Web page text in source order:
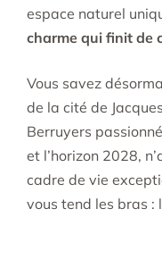
espace naturel
charme qui finit de
Vous savez
de la cité de
Berruyers
et l’horizon 2028,
cadre de vie
vous tend les bras :